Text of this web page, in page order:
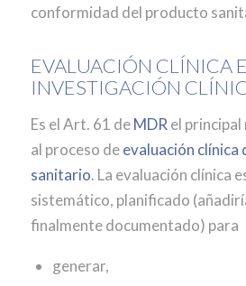
conformidad del producto
EVALUACIÓN CLÍNICA E
INVESTIGACIÓN
Es el Art. 61 deMDR el
al proceso deevaluación clínica
sanitario. La evaluación clínica
sistemático, planificado
finalmente documentado) para
generar,